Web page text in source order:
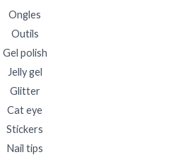
Ongles
Outils
Gel polish
Jelly gel
Glitter
Cat eye
Stickers
Nail tips